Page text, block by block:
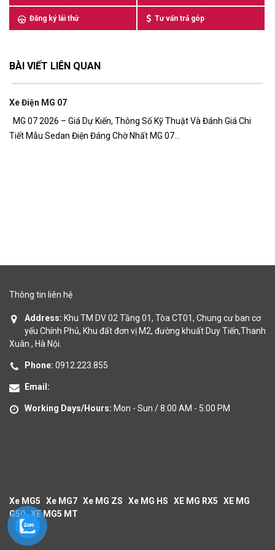
Đăng ký lái thử Tư vấn trả góp
BÀI VIẾT LIÊN QUAN
Xe Điện MG 07
MG 07 2026 – Giá Dự Kiến, Thông Số Kỹ Thuật Và Đánh Giá Chi
Tiết Mẫu Sedan Điện Đáng Chờ Nhất MG 07...
Thông tin liên hệ
Address: Khu TM DV 02 Tầng 01, Tòa CT01, Chung cư ban cơ
yếu Chính Phủ, Khu đất đơn vị M2, đường khuất Duy Tiến,Thanh
Xuân , Hà Nội.
Phone: 0912.223.855
Email:
Working Days/Hours: Mon - Sun / 8:00 AM - 5:00 PM
Xe MG5 Xe MG7 Xe MG ZS Xe MG HS XE MG RX5
XE MG
G50 XE MG5 MT